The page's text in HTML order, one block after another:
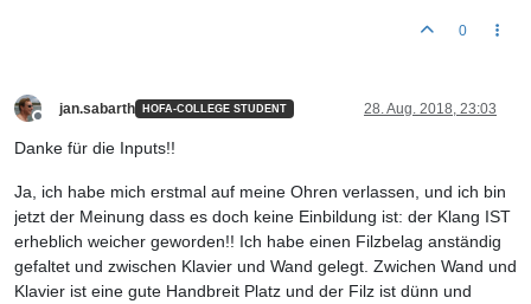
0
Offline
jan.sabarth HOFA-COLLEGE STUDENT 28. Aug. 2018, 23:03
Danke für die Inputs!!
Ja, ich habe mich erstmal auf meine Ohren verlassen, und ich bin
jetzt der Meinung dass es doch keine Einbildung ist: der Klang IST
erheblich weicher geworden!! Ich habe einen Filzbelag anständig
gefaltet und zwischen Klavier und Wand gelegt. Zwichen Wand und
Klavier ist eine gute Handbreit Platz und der Filz ist dünn und